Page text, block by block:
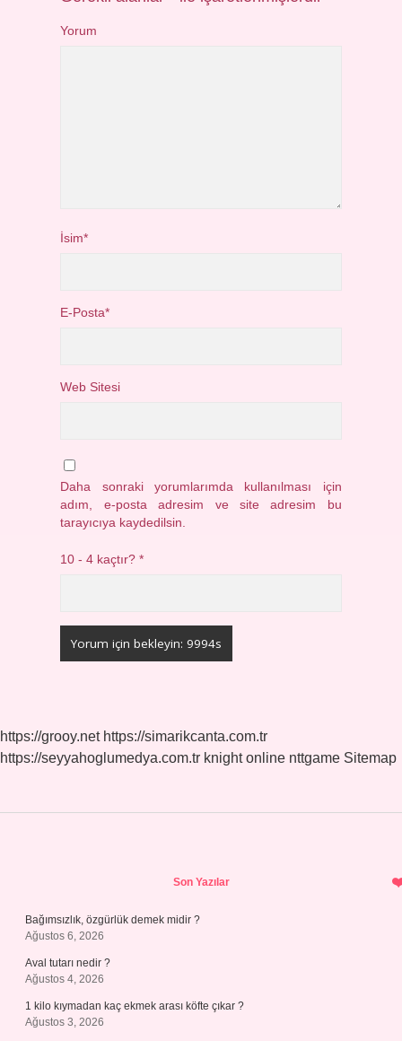
Yorum
İsim*
E-Posta*
Web Sitesi
Daha sonraki yorumlarımda kullanılması için
adım, e-posta adresim ve site adresim bu
tarayıcıya kaydedilsin.
10 - 4 kaçtır?*
https://grooy.net https://simarikcanta.com.tr
https://seyyahoglumedya.com.tr knight online nttgame Sitemap
Son Yazılar
Bağımsızlık, özgürlük demek midir ?
Ağustos 6, 2026
Aval tutarı nedir ?
Ağustos 4, 2026
1 kilo kıymadan kaç ekmek arası köfte çıkar ?
Ağustos 3, 2026